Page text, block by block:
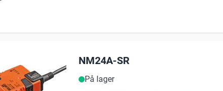
NM24A-SR
På lager